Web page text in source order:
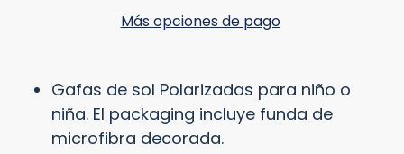
Más opciones de pago
producto
Gafas de sol Polarizadas para niño o
niña. El packaging incluye funda de
microfibra decorada.